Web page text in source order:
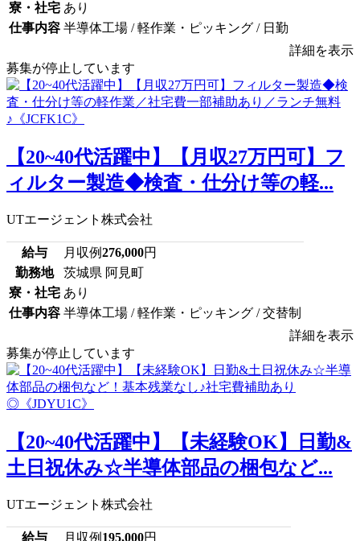
寮・社宅 あり
仕事内容 半導体工場 / 軽作業・ピッキング / 日勤
詳細を表示
募集が停止しています
【20~40代活躍中】【月収27万円可】フ
ィルター製造◆検査・仕分け等の軽...
UTエージェント株式会社
給与 月収例276,000円
勤務地
茨城県 阿見町
寮・社宅 あり
仕事内容 半導体工場 / 軽作業・ピッキング / 交替制
詳細を表示
募集が停止しています
【20~40代活躍中】【未経験OK】日勤&
土日祝休み☆半導体部品の梱包など...
UTエージェント株式会社
給与 月収例 195,000円